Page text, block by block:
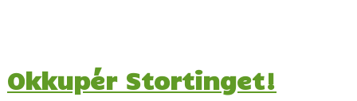
Okkupér Stortinget!